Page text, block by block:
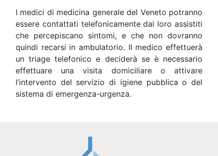
I medici di medicina generale del Veneto potranno
essere contattati telefonicamente dai loro assistiti
che percepiscano sintomi, e che non dovranno
quindi recarsi in ambulatorio. Il medico effettuerà
un triage telefonico e deciderà se è necessario
effettuare una visita domiciliare o attivare
l’intervento del servizio di igiene pubblica o del
sistema di emergenza-urgenza.